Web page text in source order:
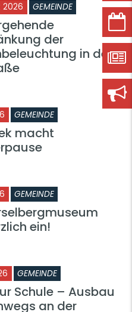
2026 GEMEINDE
der
in der
GEMEINDE
macht
GEMEINDE
ein!
GEMEINDE
Schule – Ausbau
an der